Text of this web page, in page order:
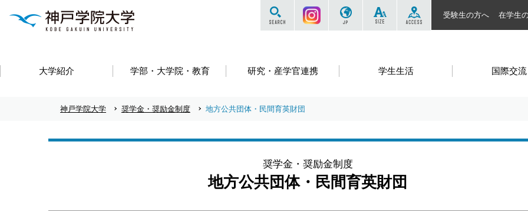
大学紹介 学部・大学院・教育 研究・産学官連携 学生生活 国際交流
サイト内を検索する
Instagram SIZE
受験生の方へ 在学生
神戸学院大学 奨学金・奨励金制度 地方公共団体・民間育英財団
奨学金・奨励金制度
地方公共団体・民間育英財団